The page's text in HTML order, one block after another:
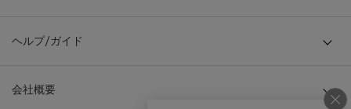
ヘルプ/ガイド
会社概要